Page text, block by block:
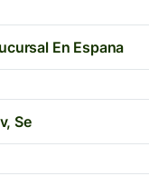
En Espana
Se